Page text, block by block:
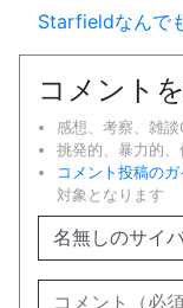
Starfieldなんで
コメント
感想、考察、雑談
挑発的、暴力的
コメント投稿の
対象となります